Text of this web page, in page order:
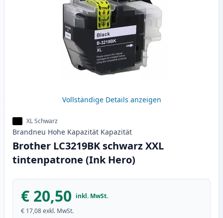
Vollständige Details anzeigen
XL Schwarz
Brandneu Hohe Kapazität Kapazität
Brother LC3219BK schwarz XXL
tintenpatrone (Ink Hero)
€ 20,50 inkl. MwSt.
€ 17,08exkl. MwSt.